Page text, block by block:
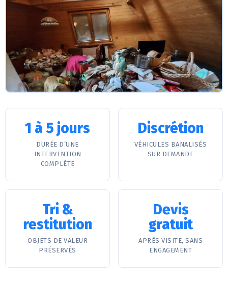
1 à 5 jours
DURÉE D’UNE
INTERVENTION
COMPLÈTE
Discrétion
VÉHICULES BANALISÉS
SUR DEMANDE
Tri &
restitution
OBJETS DE VALEUR
PRÉSERVÉS
Devis
gratuit
APRÈS VISITE, SANS
ENGAGEMENT